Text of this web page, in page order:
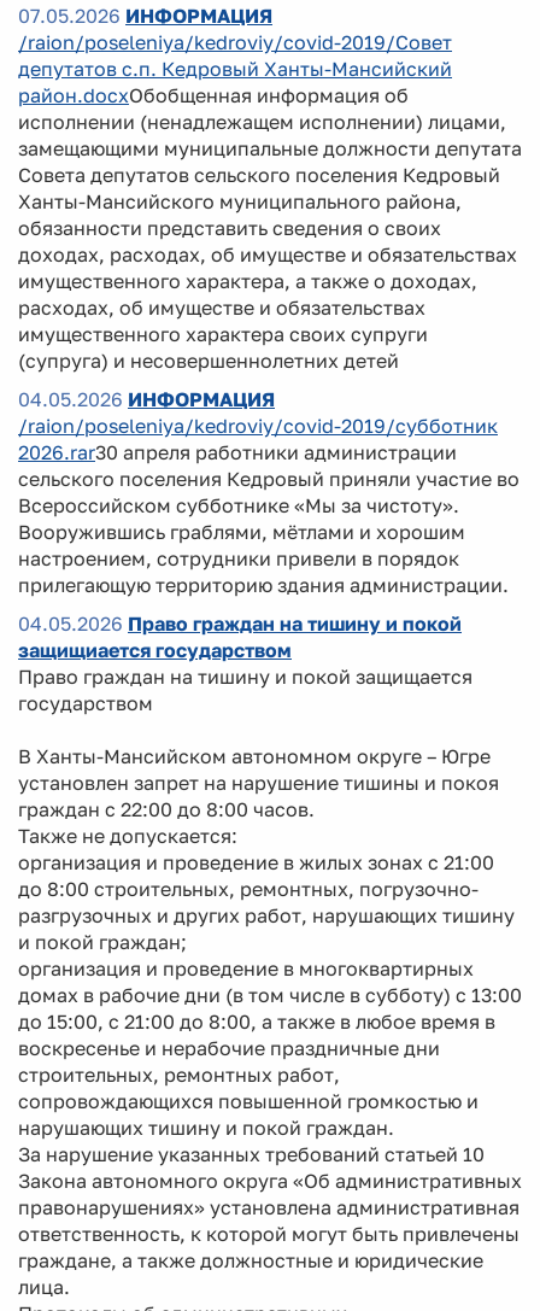
07.05.2026 ИНФОРМАЦИЯ
/raion/poseleniya/kedroviy/covid-2019/Совет
депутатов с.п. Кедровый Ханты-Мансийский
район.docxОбобщенная информация об
исполнении (ненадлежащем исполнении) лицами,
замещающими муниципальные должности депутата
Совета депутатов сельского поселения Кедровый
Ханты-Мансийского муниципального района,
обязанности представить сведения о своих
доходах, расходах, об имуществе и обязательствах
имущественного характера, а также о доходах,
расходах, об имуществе и обязательствах
имущественного характера своих супруги
(супруга) и несовершеннолетних детей
04.05.2026 ИНФОРМАЦИЯ
/raion/poseleniya/kedroviy/covid-2019/субботник
2026.rar30 апреля работники администрации
сельского поселения Кедровый приняли участие во
Всероссийском субботнике «Мы за чистоту».
Вооружившись граблями, мётлами и хорошим
настроением, сотрудники привели в порядок
прилегающую территорию здания администрации.
04.05.2026 Право граждан на тишину и покой
защищиается государством
Право граждан на тишину и покой защищается
государством
В Ханты-Мансийском автономном округе – Югре
установлен запрет на нарушение тишины и покоя
граждан с 22:00 до 8:00 часов.
Также не допускается:
организация и проведение в жилых зонах с 21:00
до 8:00 строительных, ремонтных, погрузочно-
разгрузочных и других работ, нарушающих тишину
и покой граждан;
организация и проведение в многоквартирных
домах в рабочие дни (в том числе в субботу) с 13:00
до 15:00, с 21:00 до 8:00, а также в любое время в
воскресенье и нерабочие праздничные дни
строительных, ремонтных работ,
сопровождающихся повышенной громкостью и
нарушающих тишину и покой граждан.
За нарушение указанных требований статьей 10
Закона автономного округа «Об административных
правонарушениях» установлена административная
ответственность, к которой могут быть привлечены
граждане, а также должностные и юридические
лица.